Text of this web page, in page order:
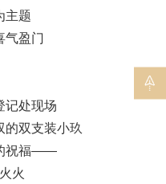
主题
气盈门
记处现场
的双支装小玖
祝福——
火